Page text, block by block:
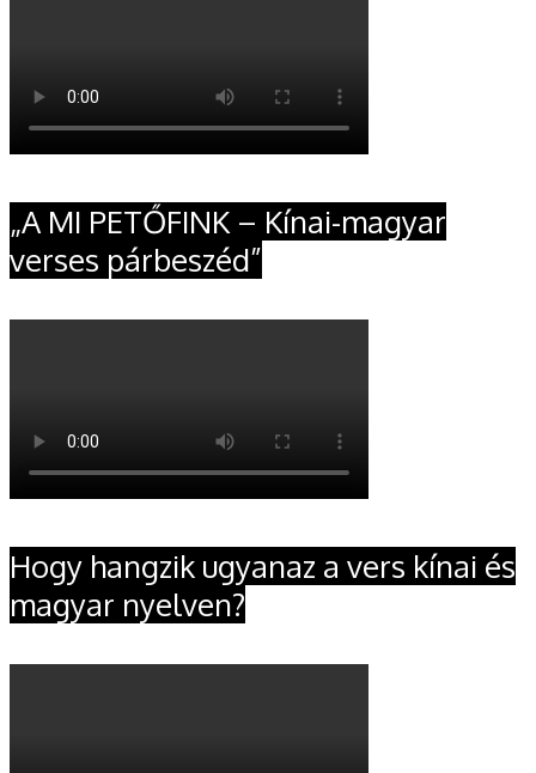
„A MI PETŐFINK – Kínai-magyar
verses párbeszéd”
Hogy hangzik ugyanaz a vers kínai és
magyar nyelven?